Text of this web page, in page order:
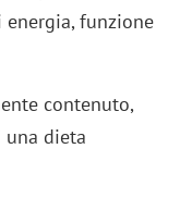
funzione
contenuto,
una dieta